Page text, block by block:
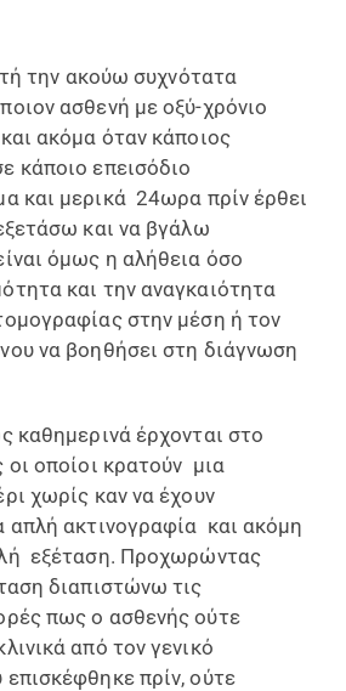
την ακούω συχνότατα
ασθενή με οξύ-χρόνιο
ακόμα όταν κάποιος
κάποιο επεισόδιο
και μερικά 24ωρα πρίν έρθει
και να βγάλω
όμως η αλήθεια όσο
και την αναγκαιότητα
στην μέση ή τον
να βοηθήσει στη διάγνωση
έρχονται στο
οι οποίοι κρατούν μια
χωρίς καν να έχουν
απλή ακτινογραφία και ακόμη
εξέταση. Προχωρώντας
διαπιστώνω τις
πως ο ασθενής ούτε
από τον γενικό
πρίν, ούτε